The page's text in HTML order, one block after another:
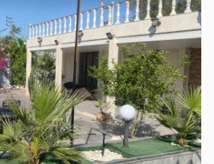
4.7میلیون ت 4.8